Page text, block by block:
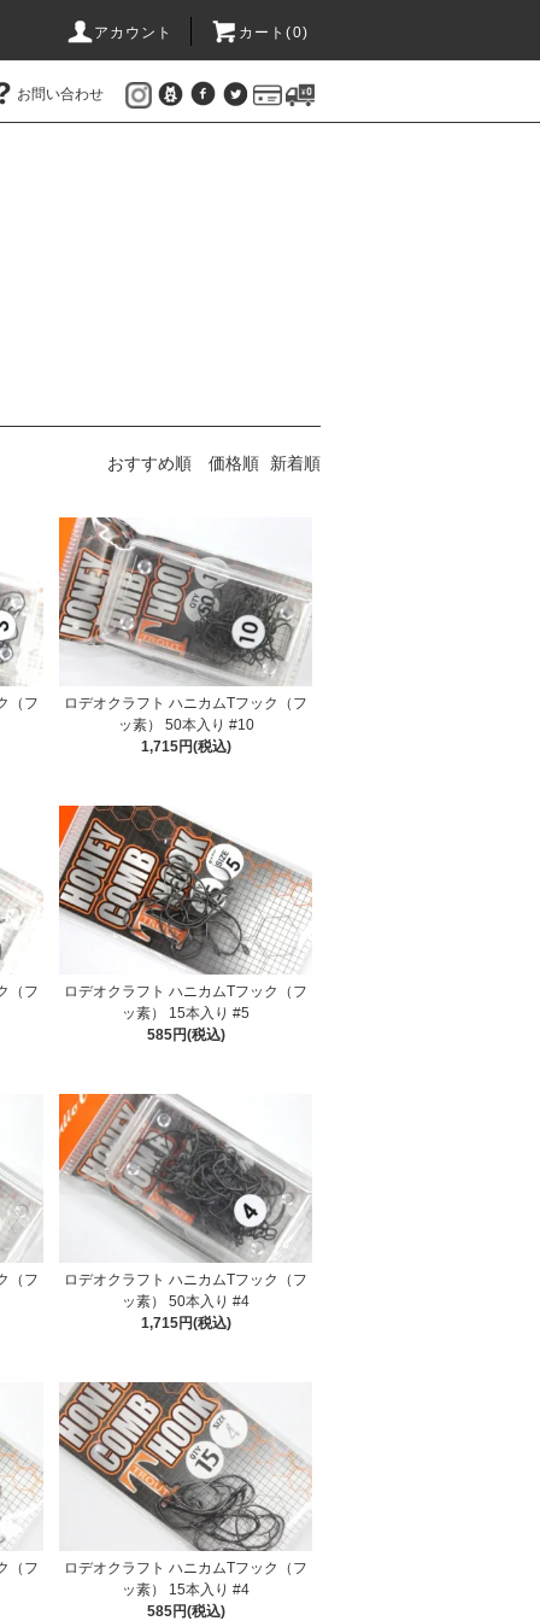
アカウント カート(0)
お問い合わせ
おすすめ順 価格順 新着順
（フ
ロデオクラフト ハニカムTフック（フ
ッ素） 50本入り #10
1,715円(税込)
（フ
ロデオクラフト ハニカムTフック（フ
ッ素） 15本入り #5
585円(税込)
（フ
ロデオクラフト ハニカムTフック（フ
ッ素） 50本入り #4
1,715円(税込)
（フ
ロデオクラフト ハニカムTフック（フ
ッ素） 15本入り #4
585円(税込)